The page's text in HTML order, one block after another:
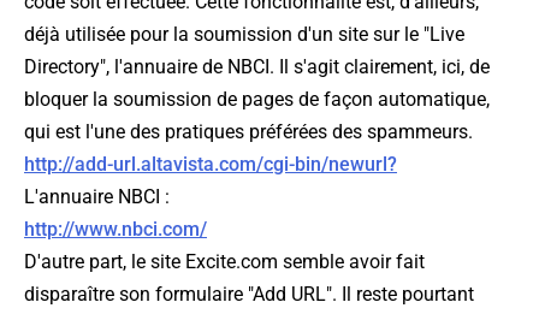
déjà utilisée pour la soumission d'un site sur le "Live
Directory", l'annuaire de NBCI. Il s'agit clairement, ici, de
bloquer la soumission de pages de façon automatique,
qui est l'une des pratiques préférées des spammeurs.
http://add-url.altavista.com/cgi-bin/newurl?
L'annuaire NBCI :
http://www.nbci.com/
D'autre part, le site Excite.com semble avoir fait
disparaître son formulaire "Add URL". Il reste pourtant